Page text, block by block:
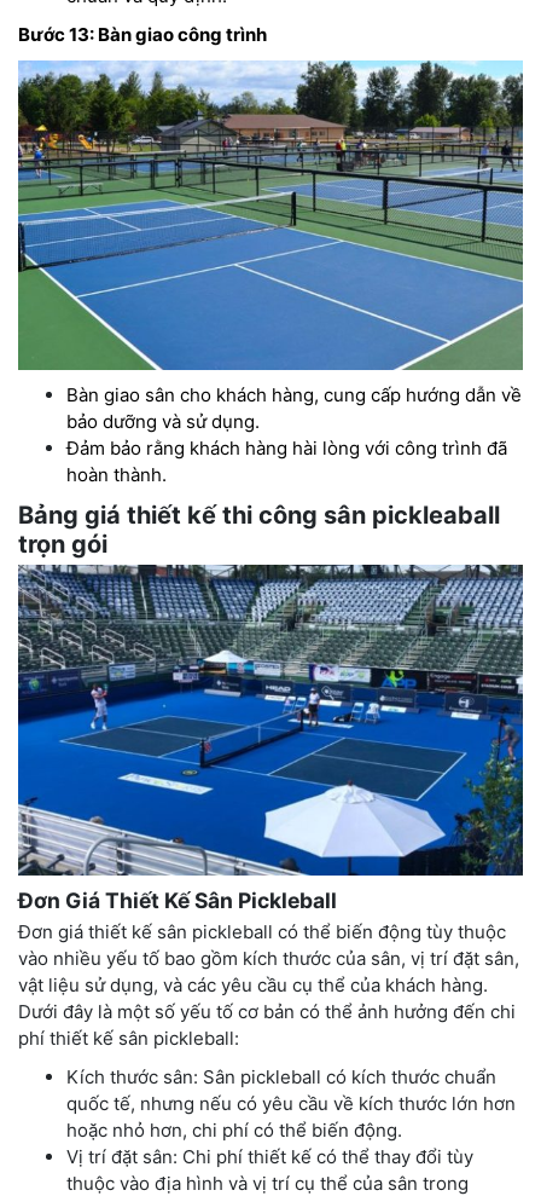
Bước 13: Bàn giao công trình
Bàn giao sân cho khách hàng, cung cấp hướng dẫn về
bảo dưỡng và sử dụng.
Đảm bảo rằng khách hàng hài lòng với công trình đã
hoàn thành.
Bảng giá thiết kế thi công sân pickleaball
trọn gói
Đơn Giá Thiết Kế Sân Pickleball
Đơn giá thiết kế sân pickleball có thể biến động tùy thuộc
vào nhiều yếu tố bao gồm kích thước của sân, vị trí đặt sân,
vật liệu sử dụng, và các yêu cầu cụ thể của khách hàng.
Dưới đây là một số yếu tố cơ bản có thể ảnh hưởng đến chi
phí thiết kế sân pickleball:
Kích thước sân: Sân pickleball có kích thước chuẩn
quốc tế, nhưng nếu có yêu cầu về kích thước lớn hơn
hoặc nhỏ hơn, chi phí có thể biến động.
Vị trí đặt sân: Chi phí thiết kế có thể thay đổi tùy
thuộc vào địa hình và vị trí cụ thể của sân trong